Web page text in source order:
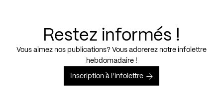
Restez informés !
Vous aimez nos publications? Vous adorerez notre infolettre
hebdomadaire !
Inscription à l’infolettre